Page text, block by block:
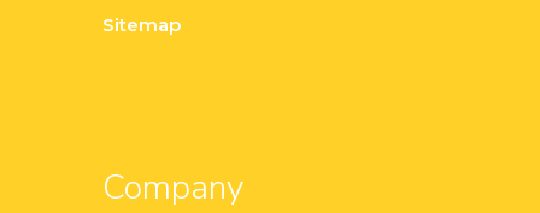
Sitemap
Company